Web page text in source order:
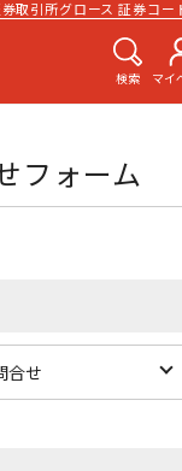
取引所グロース 証券コー
検索 マイ
フォーム